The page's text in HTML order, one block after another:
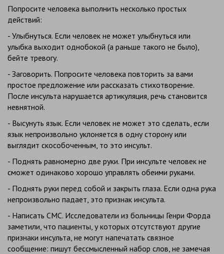
Попросите человека выполнить несколько простых
действий:
- Улыбнуться. Если человек не может улыбнуться или
улыбка выходит однобокой (а раньше такого не было),
бейте тревогу.
- Заговорить. Попросите человека повторить за вами
простое предложение или рассказать стихотворение.
После инсульта нарушается артикуляция, речь становится
невнятной.
- Высунуть язык. Если человек не может это сделать, если
язык непроизвольно уклоняется в одну сторону или
выглядит скособоченным, то это инсульт.
- Поднять равномерно две руки. При инсульте человек не
сможет одинаково хорошо управлять обеими руками.
- Поднять руки перед собой и закрыть глаза. Если одна рука
непроизвольно падает, это признак инсульта.
- Написать СМС. Исследователи из больницы Генри Форда
заметили, что пациенты, у которых отсутствуют другие
признаки инсульта, не могут напечатать связное
сообщение: пишут бессмысленный набор слов, не замечая